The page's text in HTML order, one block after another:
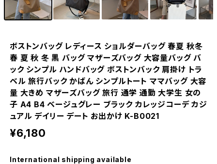
ボストンバッグ レディース ショルダーバッグ 春夏 秋冬
春 夏 秋 冬 黒 バッグ マザーズバッグ 大容量バッグ バ
ック シンプル ハンドバッグ ボストンバック 肩掛け トラ
ベル 旅行バック かばん シンプルトート ママバッグ 大容
量 大きめ マザーズバッグ 旅行 通学 通勤 大学生 女の
子 A4 B4 ベージュグレー ブラック カレッジコーデ カジ
ュアル デイリー デート お出かけ K-B0021
¥6,180
International shipping available